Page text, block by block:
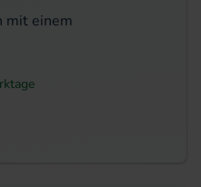
mit einem